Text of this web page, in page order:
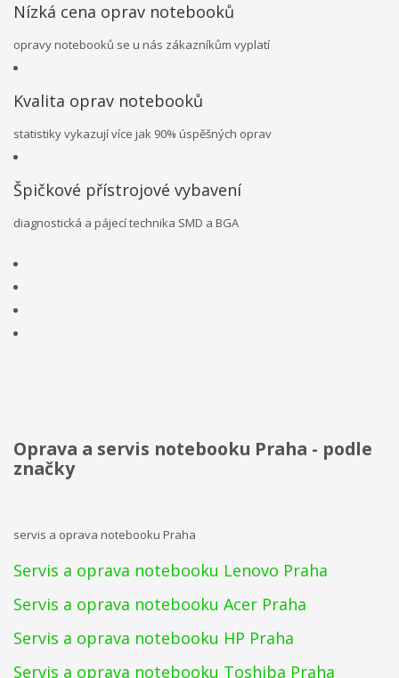
Nízká cena oprav notebooků
opravy notebooků se u nás zákazníkům vyplatí
Kvalita oprav notebooků
statistiky vykazují více jak 90% úspěšných oprav
Špičkové přístrojové vybavení
diagnostická a pájecí technika SMD a BGA
Oprava a servis notebooku Praha - podle
značky
servis a oprava notebooku Praha
Servis a oprava notebooku Lenovo Praha
Servis a oprava notebooku Acer Praha
Servis a oprava notebooku HP Praha
Servis a oprava notebooku Toshiba Praha